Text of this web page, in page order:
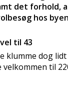
det forhold,
hos
til 43
klumme dog
til